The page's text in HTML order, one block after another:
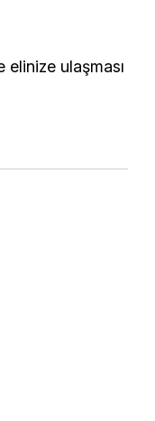
elinize ulaşması